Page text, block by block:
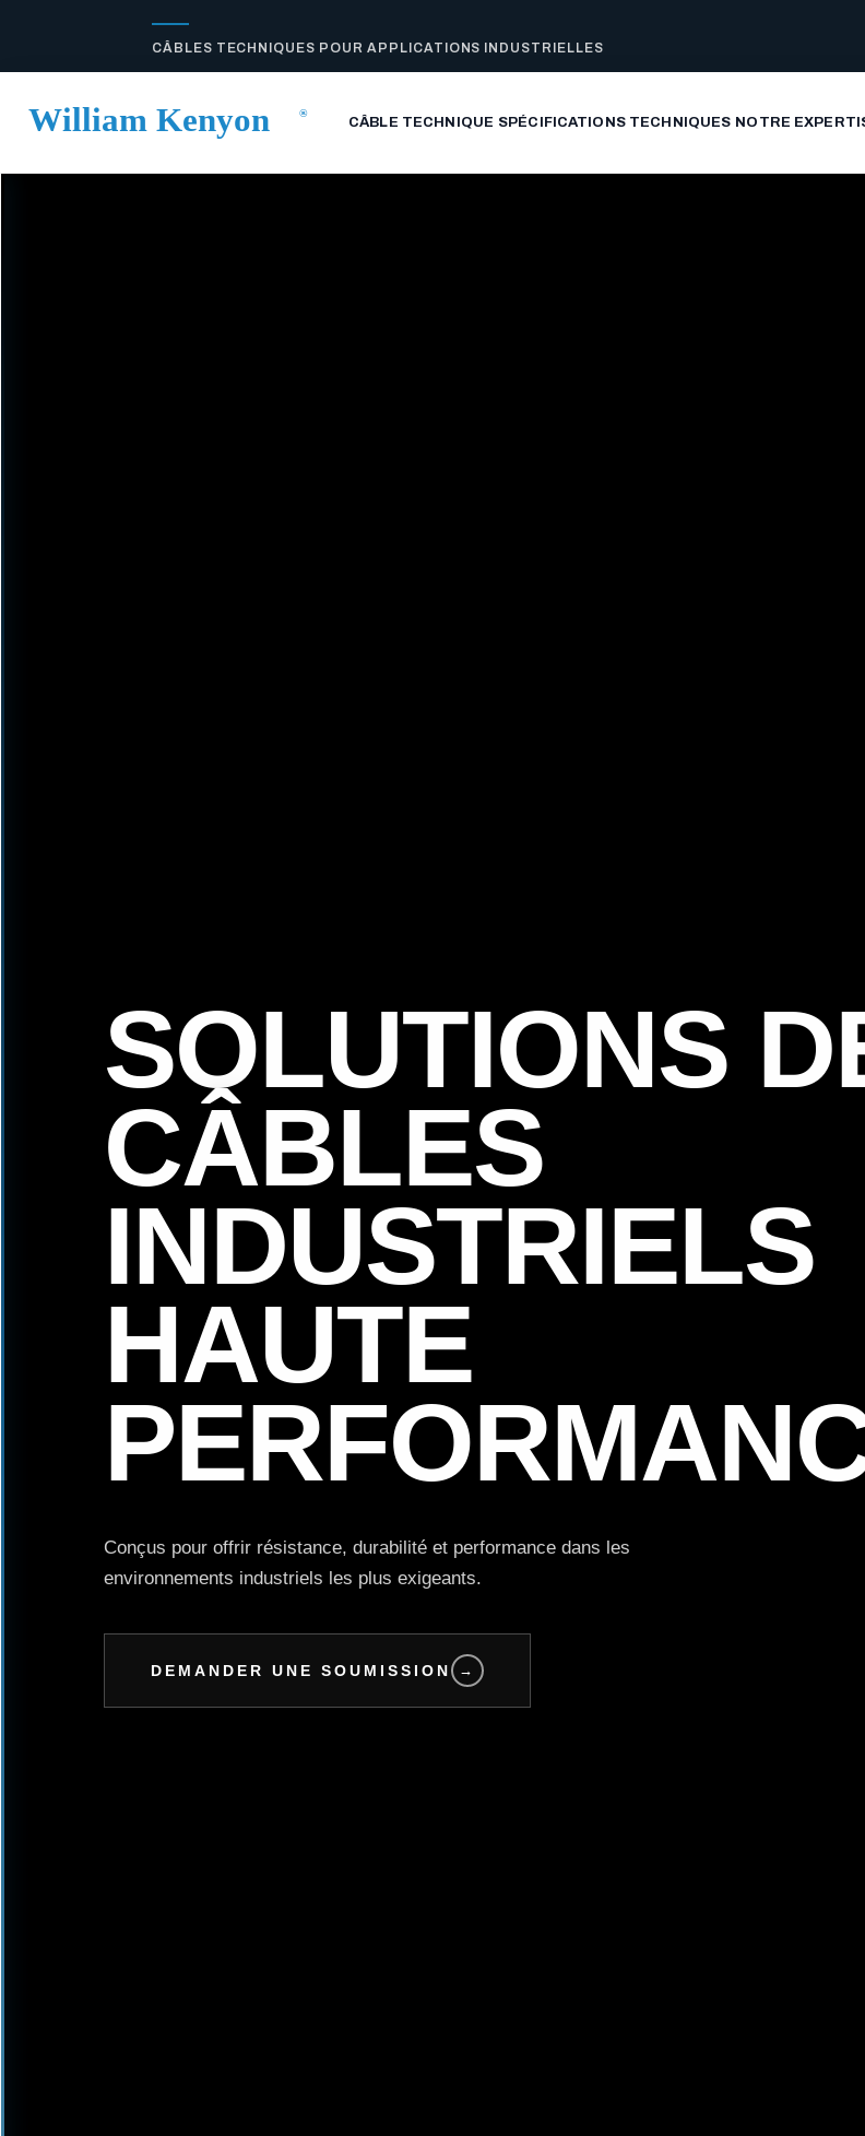
CÂBLES TECHNIQUES POUR APPLICATIONS INDUSTRIELLES
CÂBLE TECHNIQUE SPÉCIFICATIONS TECHNIQUES NOTRE
SOLUTIONS
CÂBLES
INDUSTRIELS
HAUTE
Conçus pour offrir résistance, durabilité et performance dans les
environnements industriels les plus exigeants.
DEMANDER UNE SOUMISSION →